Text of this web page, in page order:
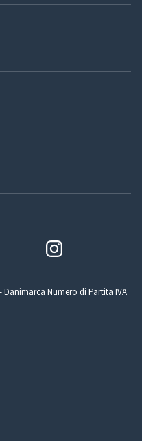
Danimarca Numero di Partita IVA